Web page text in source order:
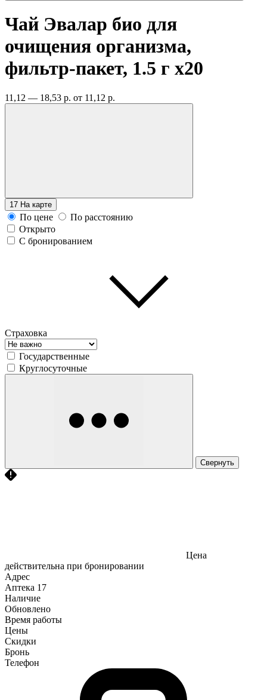
Чай Эвалар био для
очищения организма,
фильтр-пакет, 1.5 г x20
11,12 — 18,53 р. от 11,12 р.
17 На карте
По цене
По расстоянию
Открыто
С бронированием
Страховка
Государственные
Круглосуточные
Свернуть
Цена
действительна при бронировании
Адрес
Аптека 17
Наличие
Обновлено
Время работы
Цены
Скидки
Бронь
Телефон